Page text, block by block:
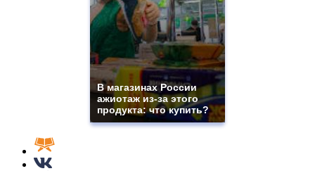
В магазинах России
ажиотаж из-за этого
продукта: что купить?